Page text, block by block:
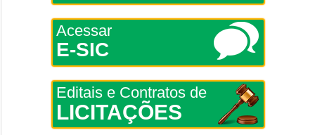
Acessar
E-SIC
Editais e Contratos de
LICITAÇÕES